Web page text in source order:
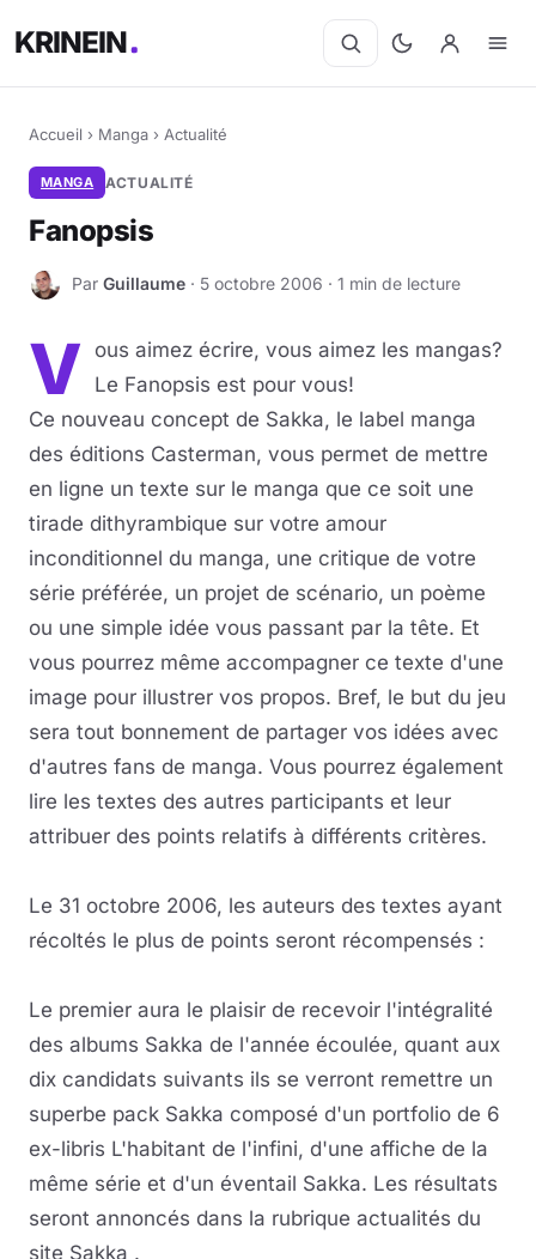
KRINEIN
Accueil › Manga › Actualité
MANGA ACTUALITÉ
Fanopsis
G Par Guillaume · 5 octobre 2006 · 1 min de lecture
V
ous aimez écrire, vous aimez les mangas?
Le Fanopsis est pour vous!
Ce nouveau concept de Sakka, le label manga
des éditions Casterman, vous permet de mettre
en ligne un texte sur le manga que ce soit une
tirade dithyrambique sur votre amour
inconditionnel du manga, une critique de votre
série préférée, un projet de scénario, un poème
ou une simple idée vous passant par la tête. Et
vous pourrez même accompagner ce texte d'une
image pour illustrer vos propos. Bref, le but du jeu
sera tout bonnement de partager vos idées avec
d'autres fans de manga. Vous pourrez également
lire les textes des autres participants et leur
attribuer des points relatifs à différents critères.
Le 31 octobre 2006, les auteurs des textes ayant
récoltés le plus de points seront récompensés :
Le premier aura le plaisir de recevoir l'intégralité
des albums Sakka de l'année écoulée, quant aux
dix candidats suivants ils se verront remettre un
superbe pack Sakka composé d'un portfolio de 6
ex-libris L'habitant de l'infini, d'une affiche de la
même série et d'un éventail Sakka. Les résultats
seront annoncés dans la rubrique actualités du
site Sakka .